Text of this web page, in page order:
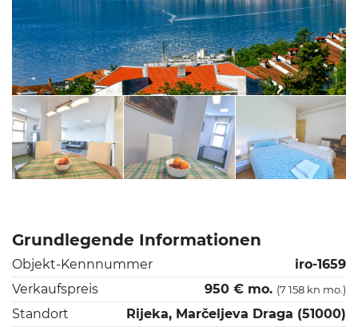
Grundlegende Informationen
Objekt-Kennnummer
iro-1659
Verkaufspreis
950 € mo. (7 158 kn mo.)
Standort
Rijeka, Marčeljeva Draga (51000)